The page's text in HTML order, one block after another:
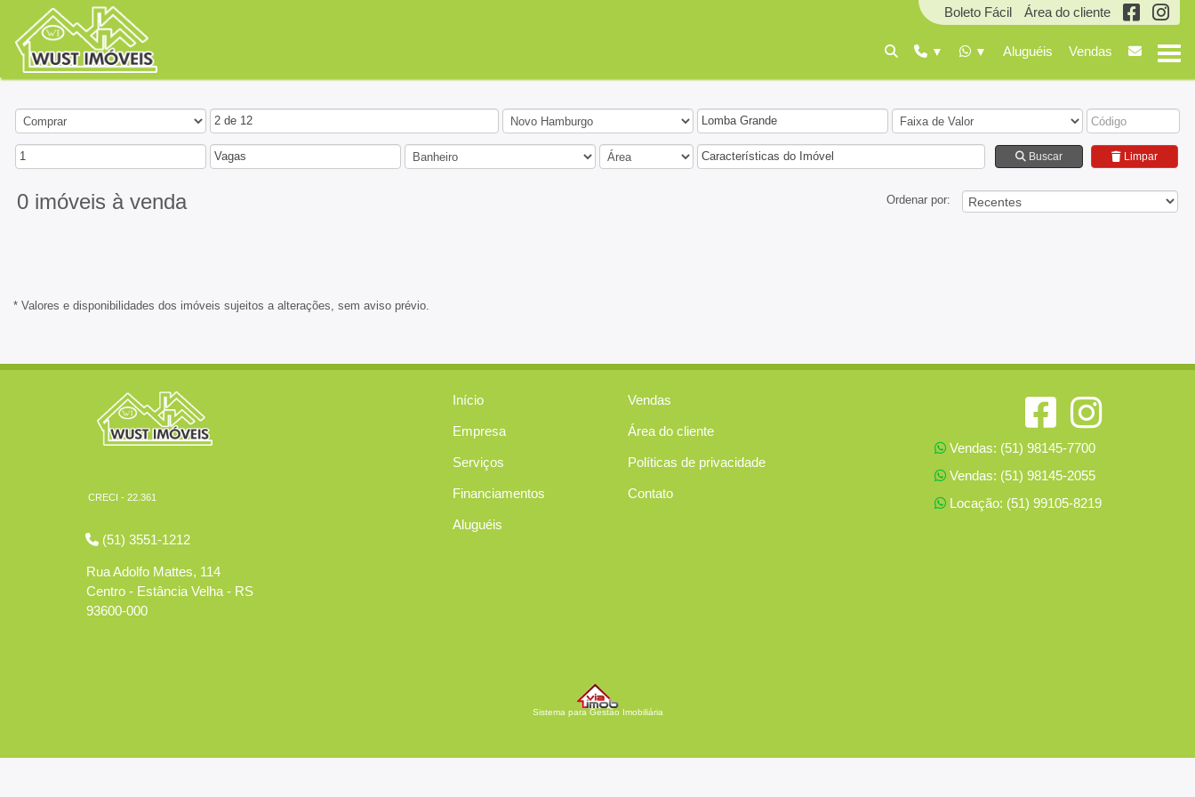
Boleto Fácil Área do cliente
Aluguéis Vendas
2 de 12 Lomba Grande
1 Vagas Características do Imóvel Buscar Limpar
0 imóveis à venda Ordenar por:
* Valores e disponibilidades dos imóveis sujeitos a alterações, sem aviso prévio.
CRECI - 22.361
(51) 3551-1212
Rua Adolfo Mattes, 114
Centro - Estância Velha - RS
93600-000
Início
Empresa
Serviços
Financiamentos
Aluguéis
Vendas
Área do cliente
Políticas de privacidade
Contato
Vendas: (51) 98145-7700
Vendas: (51) 98145-2055
Locação: (51) 99105-8219
Sistema para Gestão Imobiliária